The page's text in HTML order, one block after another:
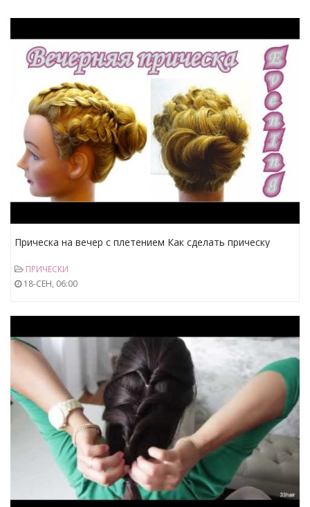
Прическа на вечер с плетением Как сделать прическу
ПРИЧЕСКИ
18-СЕН, 06:00